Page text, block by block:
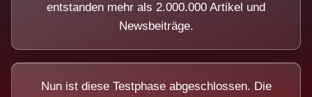
entstanden mehr als 2.000.000 Artikel und
Newsbeiträge.
Nun ist diese Testphase abgeschlossen. Die